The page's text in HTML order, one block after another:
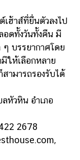
าส์ที่ยื่นตัวลงไป
อดทั้งวันทั้งคืน มี
ๆ บรรยากาศโดย
ให้เลือกหลาย
ามารถรองรับได้
หัวหิน อำเภอ
2678